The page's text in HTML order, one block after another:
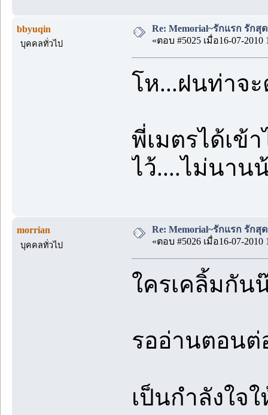
bbyuqin
บุคคลทั่วไป
Re: Memorial~รักแรก รักสุ
«ตอบ #5025 เมื่อ16-07-2010
โห...ฝนท่าจ
พี่เมตรได้เข้
ไว้....ไม่นาน
morrian
บุคคลทั่วไป
Re: Memorial~รักแรก รักสุ
«ตอบ #5026 เมื่อ16-07-2010
ใครเคลิ้มกัน
รออ่านตอน
เป็นกำลังใจ